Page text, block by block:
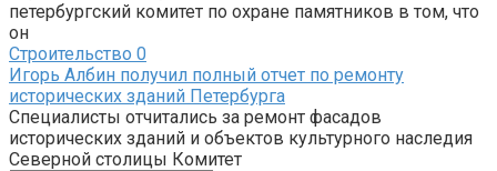
петербургский комитет по охране памятников в том, что
он
Строительство 0
Игорь Албин получил полный отчет по ремонту
исторических зданий Петербурга
Специалисты отчитались за ремонт фасадов
исторических зданий и объектов культурного наследия
Северной столицы Комитет